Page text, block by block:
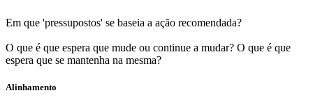
Em que 'pressupostos' se baseia a ação recomendada?
O que é que espera que mude ou continue a mudar? O que é que
espera que se mantenha na mesma?
Alinhamento